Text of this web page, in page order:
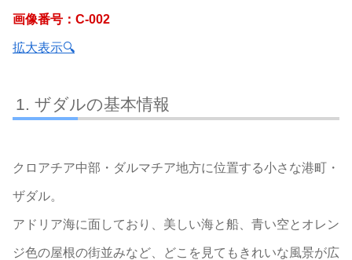
画像番号：C-002
拡大表示🔍
ザダルの基本情報
クロアチア中部・ダルマチア地方に位置する小さな港町・
ザダル。
アドリア海に面しており、美しい海と船、青い空とオレン
ジ色の屋根の街並みなど、どこを見てもきれいな風景が広